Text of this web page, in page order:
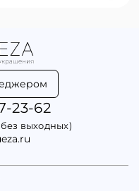
23-62
выходных)